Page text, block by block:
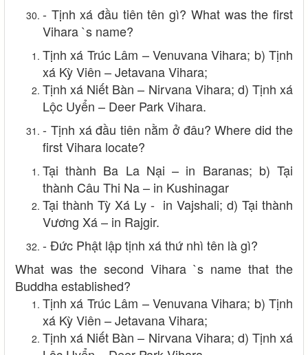
- Tịnh xá đầu tiên tên gì? What was the first
Vihara `s name?
Tịnh xá Trúc Lâm – Venuvana Vihara; b) Tịnh
xá Kỳ Viên – Jetavana Vihara;
Tịnh xá Niết Bàn – Nirvana Vihara; d) Tịnh xá
Lộc Uyển – Deer Park Vihara.
- Tịnh xá đầu tiên nằm ở đâu? Where did the
first Vihara locate?
Tại thành Ba La Nại – in Baranas; b) Tại
thành Câu Thi Na – in Kushinagar
Tại thành Tỳ Xá Ly - in Vajshali; d) Tại thành
Vương Xá – in Rajgir.
- Đức Phật lập tịnh xá thứ nhì tên là gì?
What was the second Vihara `s name that the
Buddha established?
Tịnh xá Trúc Lâm – Venuvana Vihara; b) Tịnh
xá Kỳ Viên – Jetavana Vihara;
Tịnh xá Niết Bàn – Nirvana Vihara; d) Tịnh xá